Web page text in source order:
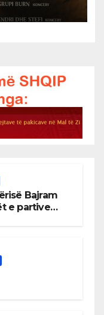
Bajram
e partive